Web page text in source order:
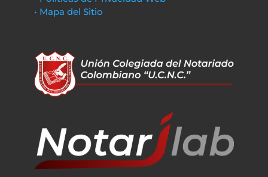
• Mapa del Sitio